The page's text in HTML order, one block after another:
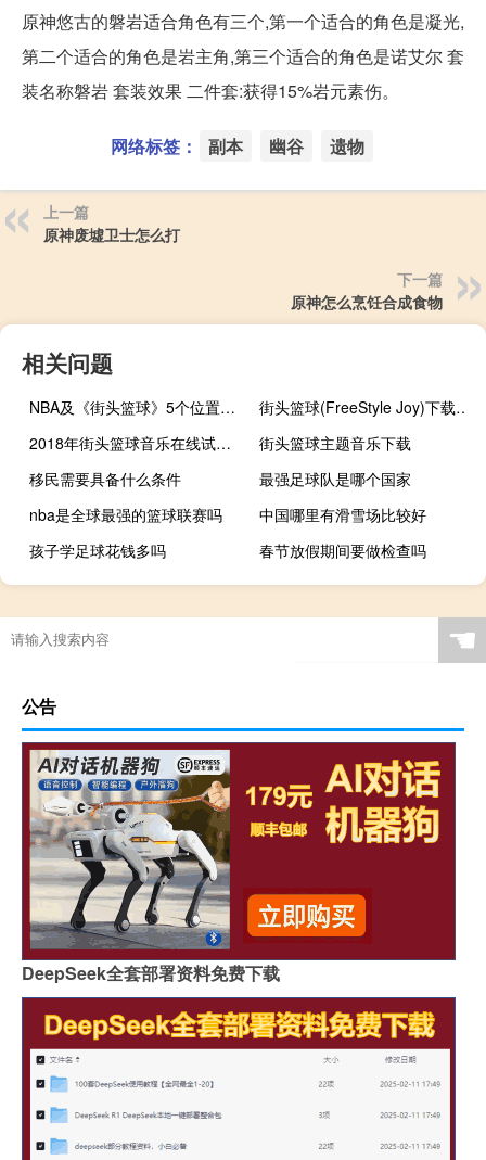
原神悠古的磐岩适合角色有三个,第一个适合的角色是凝光,
第二个适合的角色是岩主角,第三个适合的角色是诺艾尔 套
装名称磐岩 套装效果 二件套:获得15%岩元素伤。
网络标签： 副本 幽谷 遗物
上一篇
原神废墟卫士怎么打
下一篇
原神怎么烹饪合成食物
相关问题
NBA及《街头篮球》5个位置的详细介绍
街头篮球(FreeStyle Joy)下载(电脑、安卓和IOS所有版本)
2018年街头篮球音乐在线试听及下载
街头篮球主题音乐下载
移民需要具备什么条件
最强足球队是哪个国家
nba是全球最强的篮球联赛吗
中国哪里有滑雪场比较好
孩子学足球花钱多吗
春节放假期间要做检查吗
cf如何弄cf币
专家建议几岁学跆拳道
2021年奥运乒乓球几块金牌
☚
公告
DeepSeek全套部署资料免费下载